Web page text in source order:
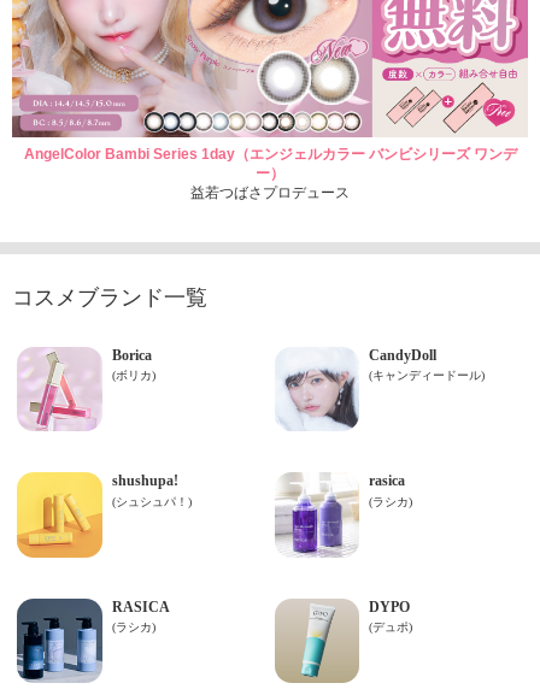
AngelColor Bambi Series 1day（エンジェルカラー バンビシリーズ ワンデ
ー）
益若つばさプロデュース
コスメブランド一覧